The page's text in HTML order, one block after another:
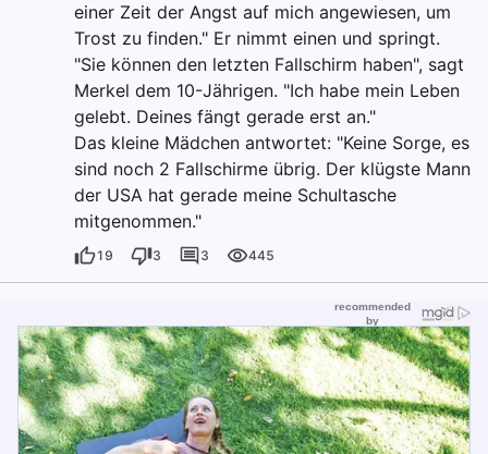
einer Zeit der Angst auf mich angewiesen, um
Trost zu finden." Er nimmt einen und springt.
"Sie können den letzten Fallschirm haben", sagt
Merkel dem 10-Jährigen. "Ich habe mein Leben
gelebt. Deines fängt gerade erst an."
Das kleine Mädchen antwortet: "Keine Sorge, es
sind noch 2 Fallschirme übrig. Der klügste Mann
der USA hat gerade meine Schultasche
mitgenommen."
19 3 3 445